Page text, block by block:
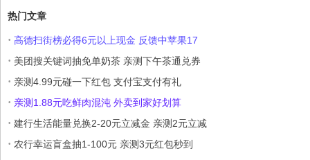
热门文章
· 高德扫街榜必得6元以上现金 反馈中苹果17
· 美团搜关键词抽免单奶茶 亲测下午茶通兑券
· 亲测4.99元碰一下红包 支付宝支付有礼
· 亲测1.88元吃鲜肉混沌 外卖到家好划算
· 建行生活能量兑换2-20元立减金 亲测2元立减
· 农行幸运盲盒抽1-100元 亲测3元红包秒到